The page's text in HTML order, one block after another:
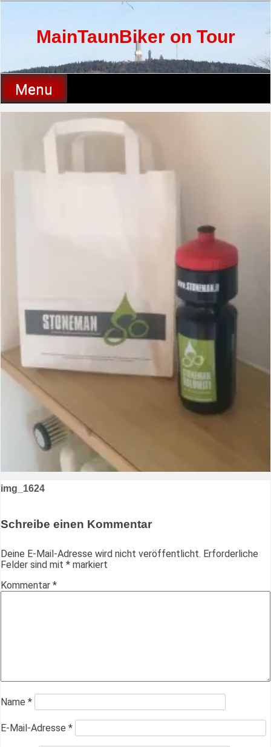
MainTaunBiker on Tour
Menu
Beitragsnavigation
img_1624
Schreibe einen Kommentar
Deine E-Mail-Adresse wird nicht veröffentlicht. Erforderliche
Felder sind mit * markiert
Kommentar *
Name *
E-Mail-Adresse *